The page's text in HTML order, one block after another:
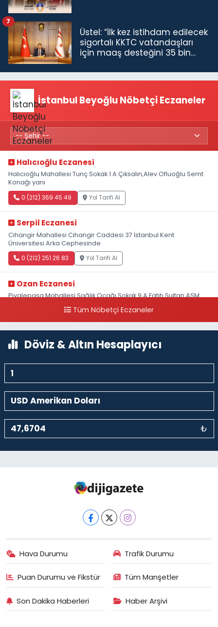
Üstel: “İlk kez istihdam edilecek
sigortalı KKTC vatandaşları
için maaş desteğini 35 bin
7
İstanbul Beyoğlu Nöbetçi Eczaneler
Halıcıoğlu Eczanesi
Halıcıoğlu Mahallesi Tunç Sokak 1 A Çıksalın,Alev Ofluoğlu Semt
Konağı yanı
0 (212) 369 45 49 Yol Tarifi Al
Serpil Eczanesi
Cihangir Mahallesi Cihangir Caddesi 37 İstanbul Kent
Üniversitesi Arka Cephesinde
0 (212) 251 26 83 Yol Tarifi Al
Ozan Eczanesi
Piyalepaşa Mahallesi Sağlık Ocağı Sokak 9 A Fatih Sultan ASM
Tüm Nöbetçi Eczaneler
Döviz & Altın Hesaplayıcı
₺
Hava Durumu Trafik Durumu
Puan Durumu ve Fikstür Tüm Manşetler
Son Dakika Haberleri Haber Arşivi